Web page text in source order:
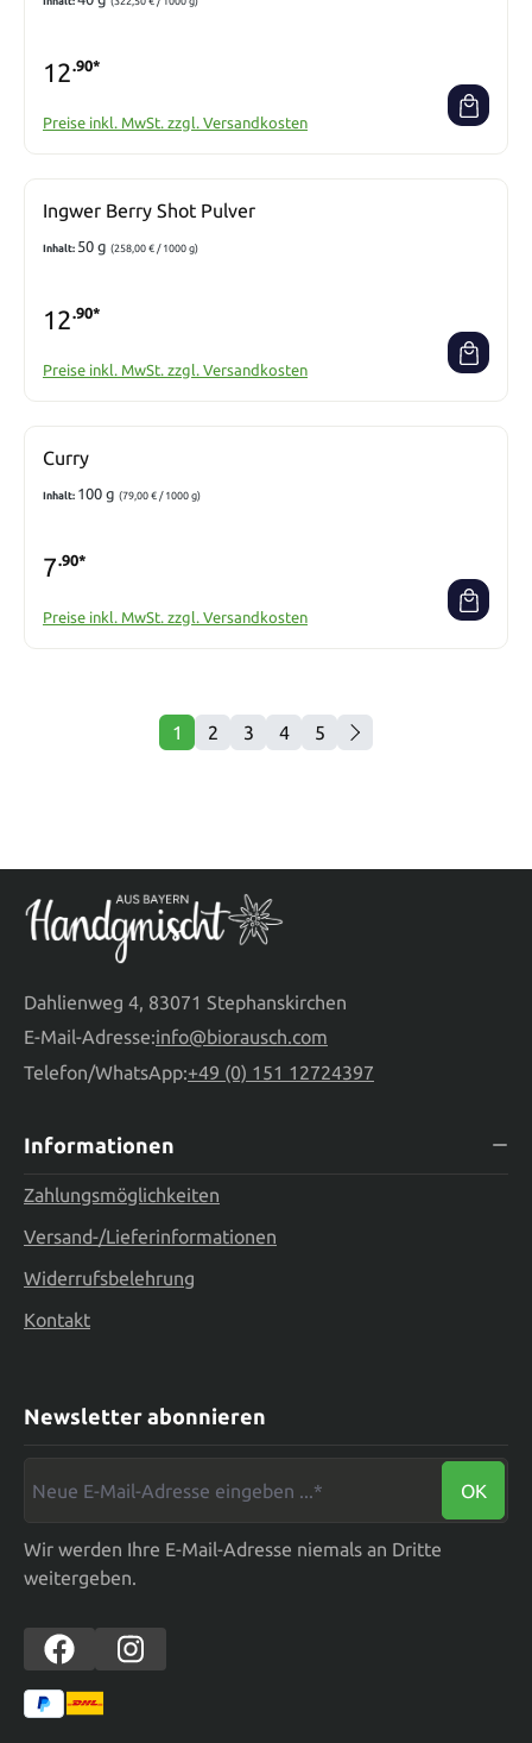
12 .90*
Preise inkl. MwSt. zzgl. Versandkosten
Ingwer Berry Shot Pulver
Inhalt: 50 g (258,00 € / 1000 g)
12 .90*
Preise inkl. MwSt. zzgl. Versandkosten
Curry
Inhalt: 100 g (79,00 € / 1000 g)
7 .90*
Preise inkl. MwSt. zzgl. Versandkosten
Seite
1 Seite
2 Seite
3 Seite
4 Seite
5
Dahlienweg 4, 83071 Stephanskirchen
E-Mail-Adresse:info@biorausch.com
Telefon/WhatsApp:+49 (0) 151 12724397
Informationen
Zahlungsmöglichkeiten
Versand-/Lieferinformationen
Widerrufsbelehrung
Kontakt
Newsletter abonnieren
OK
Wir werden Ihre E-Mail-Adresse niemals an Dritte
weitergeben.